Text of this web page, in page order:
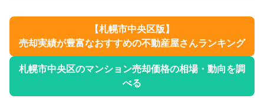
【札幌市中央区版】
売却実績が豊富なおすすめの不動産屋さんランキング
札幌市中央区のマンション売却価格の相場・動向を調
べる